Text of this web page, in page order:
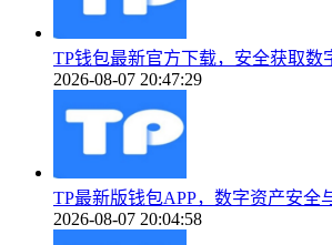
TP钱包最新官方下载，安全获取数
2026-08-07 20:47:29
TP最新版钱包APP，数字资产安全
2026-08-07 20:04:58